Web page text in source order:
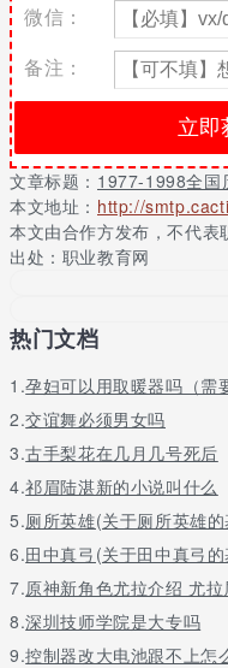
1. 江西状元
(亮点：理科双料状元)
临川一中的刘浩捷、广丰
异成绩成为江西省理科状元
丰城中学的金淼以总分675
理科状元刘浩捷具体考分情
140分，理综 273分，总分
主加分40分。
文科状元金淼具体考分情况
2. 福建状元
(因为女装而扬名全国的高考
福建理科状元陈汜玄来自厦
文科状元是来自厦门外国
别是语文118，数学148，
微信：
备注：
文章标题： 1977-1998全国
本文地址： http://
本文由合作方发布，不代表
出处：职业教育网
热门文档
1.孕妇可以用取暖器吗（需
2.交谊舞必须男女吗
3.古手梨花在几月几号死后
4.祁眉陆湛新的小说叫什么
5.厕所英雄(关于厕所英雄
6.田中真弓(关于田中真弓
7.原神新角色尤拉介绍 尤
8.深圳技师学院是大专吗
9.控制器改大电池跟不上怎